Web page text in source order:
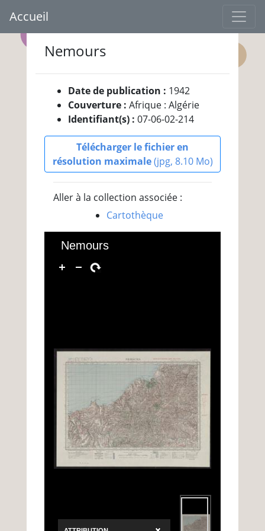
Accueil
Nemours
Date de publication : 1942
Couverture : Afrique : Algérie
Identifiant(s) : 07-06-02-214
Télécharger le fichier en
résolution maximale(jpg, 8.10 Mo)
Aller à la collection associée :
Cartothèque